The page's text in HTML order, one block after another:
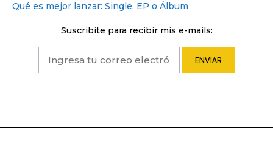
Qué es mejor lanzar: Single, EP o Álbum
Suscribite para recibir mis e-mails: